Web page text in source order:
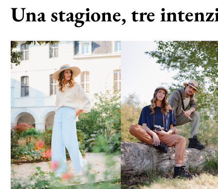
Una stagione, tre